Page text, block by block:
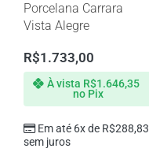
Porcelana Carrara
Vista Alegre
R$1.733,00
Em até 6x de R$288,83
sem juros
À vista R$1.646,35
no Pix